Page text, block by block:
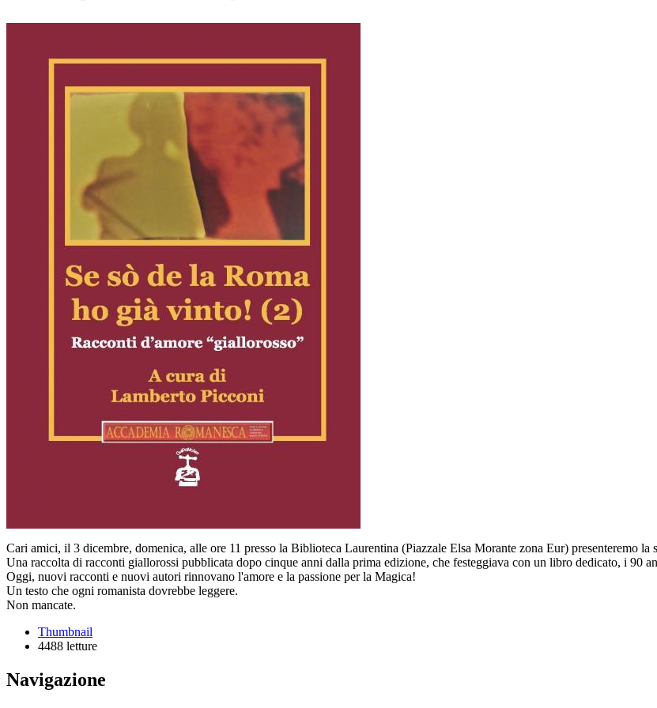
Cari amici, il 3 dicembre, domenica, alle ore 11 presso la Biblioteca Laurentina (Piazzale Elsa Morante zona Eur) presenteremo
Una raccolta di racconti giallorossi pubblicata dopo cinque anni dalla prima edizione, che festeggiava con un libro dedicato, i 90
Oggi, nuovi racconti e nuovi autori rinnovano l'amore e la passione per la Magica!
Un testo che ogni romanista dovrebbe leggere.
Non mancate.
Thumbnail
4488 letture
Navigazione